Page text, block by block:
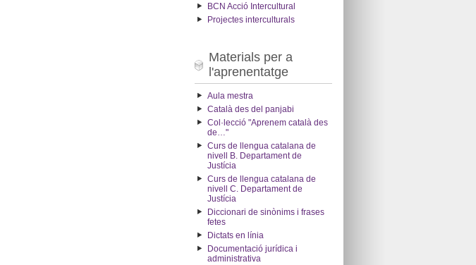
BCN Acció Intercultural
Projectes interculturals
Materials per a
l'aprenentatge
Aula mestra
Català des del panjabi
Col·lecció "Aprenem català des
de…"
Curs de llengua catalana de
nivell B. Departament de
Justícia
Curs de llengua catalana de
nivell C. Departament de
Justícia
Diccionari de sinònims i frases
fetes
Dictats en línia
Documentació jurídica i
administrativa